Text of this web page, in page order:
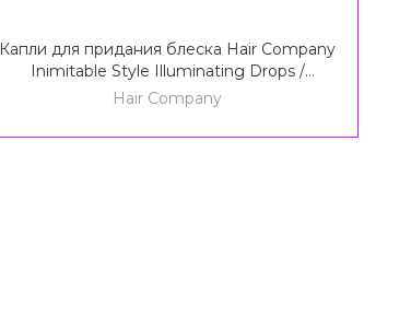
Капли для придания блеска Hair Company
Inimitable Style Illuminating Drops /
Creative Inspiration Must Have Light Drops
Hair Company